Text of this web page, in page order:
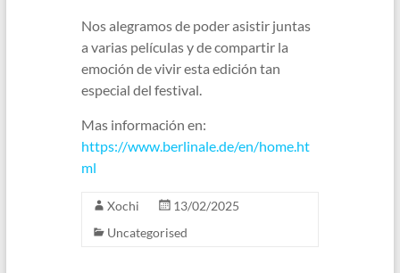
Nos alegramos de poder asistir juntas
a varias películas y de compartir la
emoción de vivir esta edición tan
especial del festival.
Mas información en:
https://www.berlinale.de/en/home.ht
ml
Xochi
13/02/2025
Uncategorised